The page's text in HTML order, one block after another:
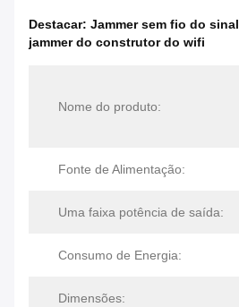
Destacar: Jammer sem fio do sinal
jammer do construtor do wifi
Nome do produto:
Fonte de Alimentação:
Uma faixa potência de saída:
Consumo de Energia:
Dimensões: